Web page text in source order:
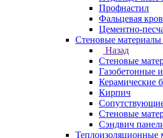
Профнастил
Фальцевая
Цементно-
Стеновые материалы
Назад
Стеновые
Газобетонные
Керамические
Кирпич
Стеновые
Сэндвич
Теплоизоляционные